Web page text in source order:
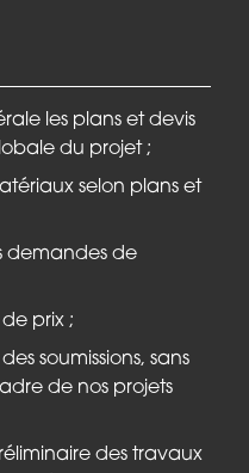
les plans et devis
du projet ;
selon plans et
demandes de
prix ;
soumissions, sans
de nos projets
des travaux